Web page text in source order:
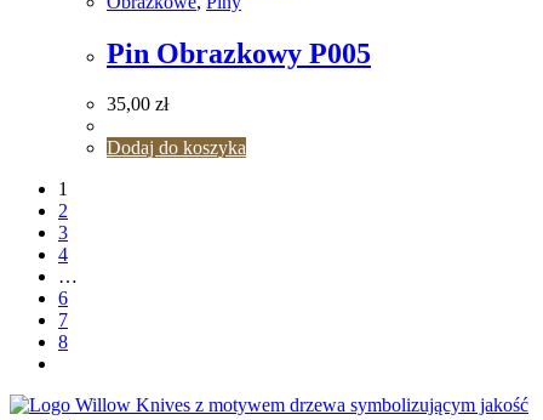
Pin Obrazkowy P005
35,00 zł
Dodaj do koszyka
1
2
3
4
…
6
7
8